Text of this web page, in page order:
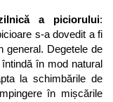
a piciorului:
s-a dovedit a fi
general. Degetele de
în mod natural
la schimbările de
în mișcările